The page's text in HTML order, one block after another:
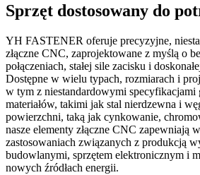
Sprzęt dostosowany do
YH FASTENER oferuje precyzyjne,
złączne CNC, zaprojektowane z myślą o
połączeniach, stałej sile zacisku i
Dostępne w wielu typach, rozmiarach i
w tym z niestandardowymi specyfikacjami
materiałów, takimi jak stal nierdzewna i
powierzchni, taką jak cynkowanie,
nasze elementy złączne CNC zapewniają
zastosowaniach związanych z produkcją
budowlanymi, sprzętem elektronicznym i
nowych źródłach energii.